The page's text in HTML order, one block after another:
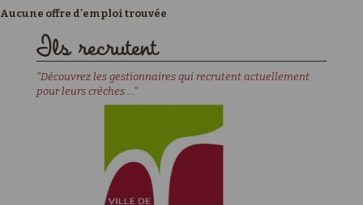
Aucune offre d'emploi trouvée
Ils recrutent
"Découvrez les gestionnaires qui recrutent actuellement
pour leurs crèches ..."